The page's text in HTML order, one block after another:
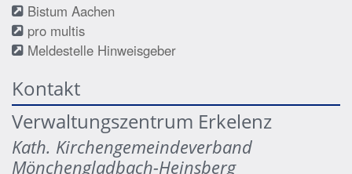
Bistum Aachen
pro multis
Meldestelle Hinweisgeber
Kontakt
Verwaltungszentrum Erkelenz
Kath. Kirchengemeindeverband
Mönchengladbach-Heinsberg